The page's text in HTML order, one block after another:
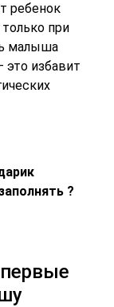
ребенок
при
малыша
это избавит
?